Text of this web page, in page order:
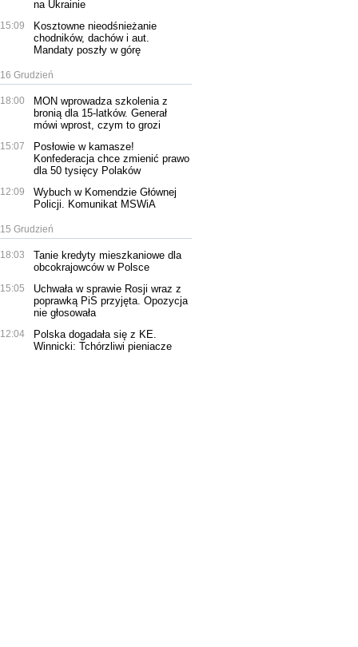
na Ukrainie
15:09
Kosztowne nieodśnieżanie
chodników, dachów i aut.
Mandaty poszły w górę
16 Grudzień
18:00
MON wprowadza szkolenia z
bronią dla 15-latków. Generał
mówi wprost, czym to grozi
15:07
Posłowie w kamasze!
Konfederacja chce zmienić prawo
dla 50 tysięcy Polaków
12:09
Wybuch w Komendzie Głównej
Policji. Komunikat MSWiA
15 Grudzień
18:03
Tanie kredyty mieszkaniowe dla
obcokrajowców w Polsce
15:05
Uchwała w sprawie Rosji wraz z
poprawką PiS przyjęta. Opozycja
nie głosowała
12:04
Polska dogadała się z KE.
Winnicki: Tchórzliwi pieniacze